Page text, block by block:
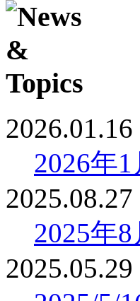
2026.01.16
2026年
2025.08.27
2025年
2025.05.29